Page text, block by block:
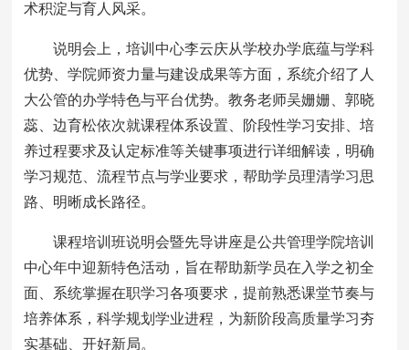
术积淀与育人风采。
说明会上，培训中心李云庆从学校办学底蕴与学科
优势、学院师资力量与建设成果等方面，系统介绍了人
大公管的办学特色与平台优势。教务老师吴姗姗、郭晓
蕊、边育松依次就课程体系设置、阶段性学习安排、培
养过程要求及认定标准等关键事项进行详细解读，明确
学习规范、流程节点与学业要求，帮助学员理清学习思
路、明晰成长路径。
课程培训班说明会暨先导讲座是公共管理学院培训
中心年中迎新特色活动，旨在帮助新学员在入学之初全
面、系统掌握在职学习各项要求，提前熟悉课堂节奏与
培养体系，科学规划学业进程，为新阶段高质量学习夯
实基础、开好新局。